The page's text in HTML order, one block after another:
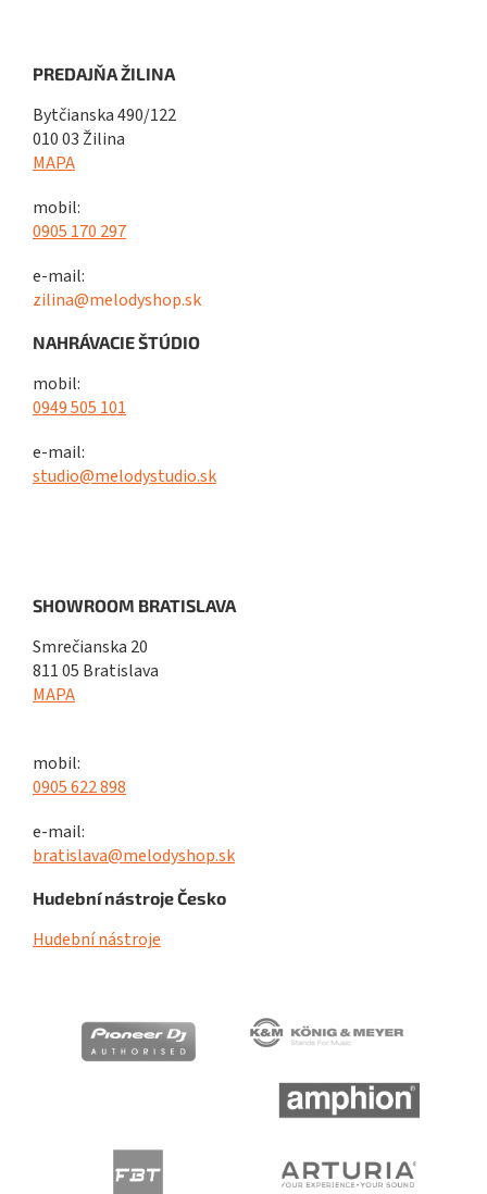
PREDAJŇA ŽILINA
Bytčianska 490/122
010 03 Žilina
MAPA
mobil:
0905 170 297
e-mail:
zilina@melodyshop.sk
NAHRÁVACIE ŠTÚDIO
mobil:
0949 505 101
e-mail:
studio@melodystudio.sk
SHOWROOM BRATISLAVA
Smrečianska 20
811 05 Bratislava
MAPA
mobil:
0905 622 898
e-mail:
bratislava@melodyshop.sk
Hudební nástroje Česko
Hudební nástroje